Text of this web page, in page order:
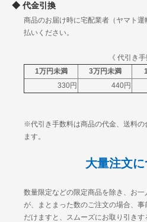
沖縄
代金引換
商品のお届け時に宅配業者（ヤマト
払いください。
《 代引き手
1万円未満
3万円未満
330円
440円
※代引き手数料は商品の代金、送料
ます。
大量注文
数量限定などの限定商品を除き、お
が、まとまった数のご注文の場合、
だけますと、スムーズにお取り引きす